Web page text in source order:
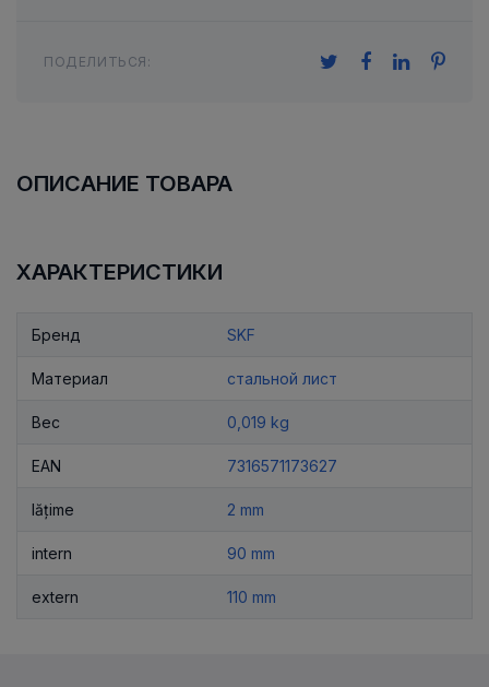
ПОДЕЛИТЬСЯ:
ОПИСАНИЕ ТОВАРА
ХАРАКТЕРИСТИКИ
Бренд SKF
Материал стальной лист
Вес 0,019 kg
EAN 7316571173627
lățime 2 mm
intern 90 mm
extern 110 mm